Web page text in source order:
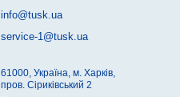
info@tusk.ua
service-1@tusk.ua
61000, Україна, м. Харків,
пров. Сіриківський 2